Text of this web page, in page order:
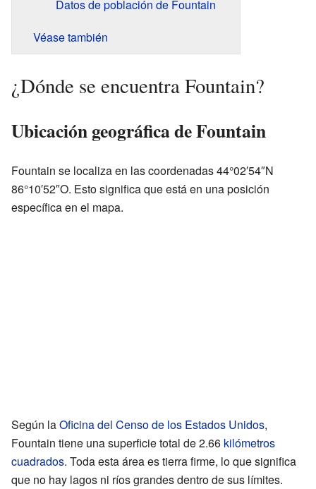
Datos de población de Fountain
Véase también
¿Dónde se encuentra Fountain?
Ubicación geográfica de Fountain
Fountain se localiza en las coordenadas 44°02′54″N
86°10′52″O. Esto significa que está en una posición
específica en el mapa.
Según laOficina del Censo de los Estados Unidos,
Fountain tiene una superficie total de 2.66 kilómetros
cuadrados. Toda esta área es tierra firme, lo que significa
que no hay lagos ni ríos grandes dentro de sus límites.